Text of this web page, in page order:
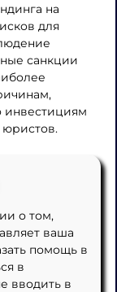
на
для
санкции
инвестициям
о том,
ваша
помощь в
в
вводить в